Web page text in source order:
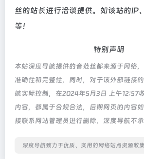
丝的站长进行洽谈提供。如该站的IP
等！
特别声明
本站深度导航提供的音范丝都来源于网络
准确性和完整性，同时，对于该外部链接
航实际控制，在2024年5月3日 上午12:57
内容，都属于合规合法，后期网页的内容
接联系网站管理员进行删除，深度导航不承
深度导航致力于优质、实用的网络站点资源收集